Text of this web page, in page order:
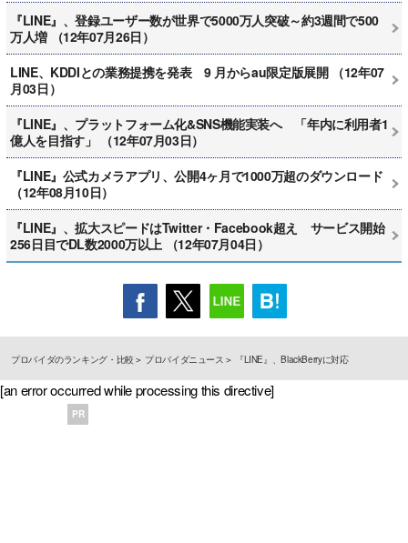
『LINE』、登録ユーザー数が世界で5000万人突破～約3週間で500
万人増 （12年07月26日）
LINE、KDDIとの業務提携を発表 9 月からau限定版展開 （12年07
月03日）
『LINE』、プラットフォーム化&SNS機能実装へ 「年内に利用者1
億人を目指す」 （12年07月03日）
『LINE』公式カメラアプリ、公開4ヶ月で1000万超のダウンロード
（12年08月10日）
『LINE』、拡大スピードはTwitter・Facebook超え サービス開始
256日目でDL数2000万以上 （12年07月04日）
プロバイダのランキング・比較 プロバイダニュース 『LINE』、BlackBerryに対応
[an error occurred while processing this directive]
PR